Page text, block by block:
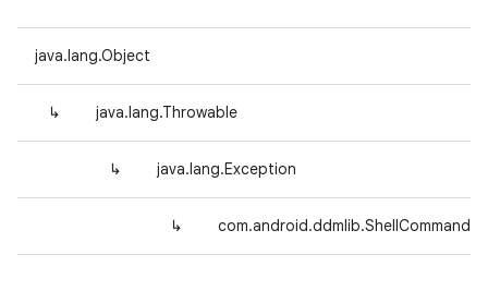
java.lang.Object
↳ java.lang.Throwable
↳ java.lang.Exception
↳